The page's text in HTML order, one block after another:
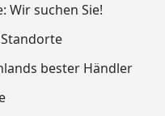
Wir suchen Sie!
bester Händler